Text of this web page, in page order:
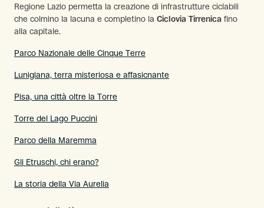
Regione Lazio permetta la creazione di infrastrutture ciclabili
che colmino la lacuna e completino la Ciclovia Tirrenica fino
alla capitale.
Parco Nazionale delle Cinque Terre
Lunigiana, terra misteriosa e affasicnante
Pisa, una città oltre la Torre
Torre del Lago Puccini
Parco della Maremma
Gli Etruschi, chi erano?
La storia della Via Aurelia